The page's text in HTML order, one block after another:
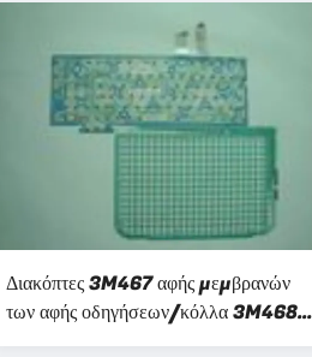
Διακόπτες 3M467 αφής μεμβρανών
των αφής οδηγήσεων/κόλλα 3M468
για το βιομηχανικό έλεγχο